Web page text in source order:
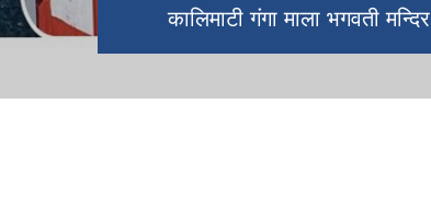
कालिमाटी गंगा माला भगवती मन्दिर